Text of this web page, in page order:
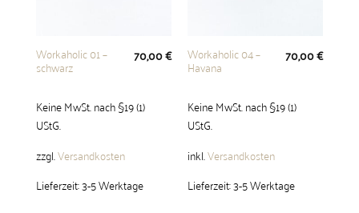
Workaholic 01 –
schwarz
70,00€
Keine MwSt. nach §19 (1)
UStG.
zzgl.Versandkosten
Lieferzeit:3-5 Werktage
Workaholic 04 –
Havana
70,00€
Keine MwSt. nach §19 (1)
UStG.
inkl.Versandkosten
Lieferzeit:3-5 Werktage